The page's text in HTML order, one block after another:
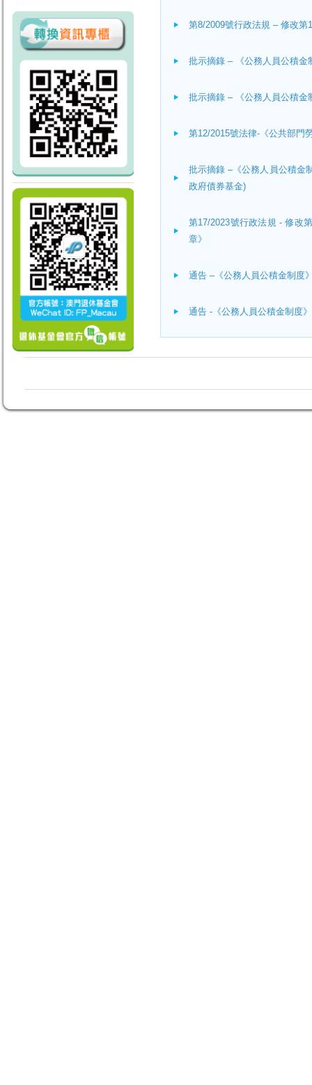
第8/2009號行政法規 – 修改第
批示摘錄 – 《公務人員公積金
批示摘錄 – 《公務人員公積金
第12/2015號法律-《公共部門
批示摘錄 –《公務人員公積金
政府債券基金)
第17/2023號行政法規 - 修改
章》
通告 –《公務人員公積金制度
通告 -《公務人員公積金制度